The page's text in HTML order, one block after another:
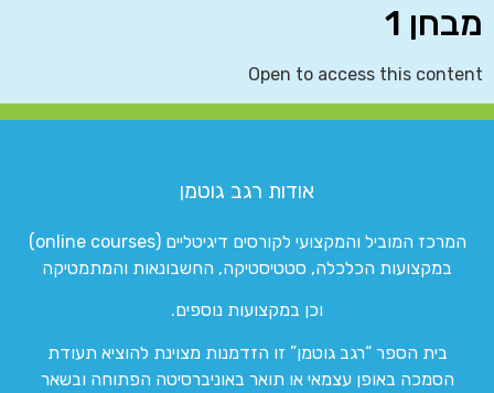
מבחן 1
Open to access this content
אודות רגב גוטמן
המרכז המוביל והמקצועי לקורסים דיגיטליים (online courses)
במקצועות הכלכלה, סטטיסטיקה, החשבונאות והמתמטיקה
וכן במקצועות נוספים.
בית הספר “רגב גוטמן” זו הזדמנות מצוינת להוציא תעודת
הסמכה באופן עצמאי או תואר באוניברסיטה הפתוחה ובשאר